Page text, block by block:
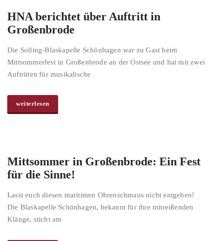
HNA berichtet über Auftritt in
Großenbrode
Die Solling-Blaskapelle Schönhagen war zu Gast beim
Mittsommerfest in Großenbrode an der Ostsee und hat mit zwei
Auftritten für musikalische
weiterlesen
Mittsommer in Großenbrode: Ein Fest
für die Sinne!
Lasst euch diesen maritimen Ohrenschmaus nicht entgehen!
Die Blaskapelle Schönhagen, bekannt für ihre mitreißenden
Klänge, sticht am